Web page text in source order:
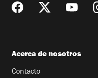
Acerca de nosotros
Contacto